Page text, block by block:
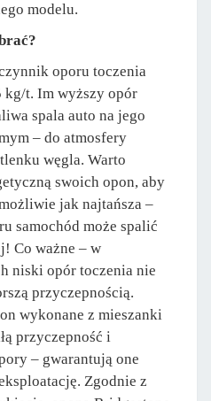
modelu.
oporu toczenia
t. Im wyższy opór
spala auto na jego
– do atmosfery
węgla. Warto
swoich opon, aby
jak najtańsza –
samochód może spalić
Co ważne – w
niski opór toczenia nie
przyczepnością.
wykonane z mieszanki
przyczepność i
– gwarantują one
Zgodnie z